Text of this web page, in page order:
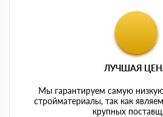
ЛУЧШАЯ
Мы гарантируем самую
стройматериалы, так как
крупных